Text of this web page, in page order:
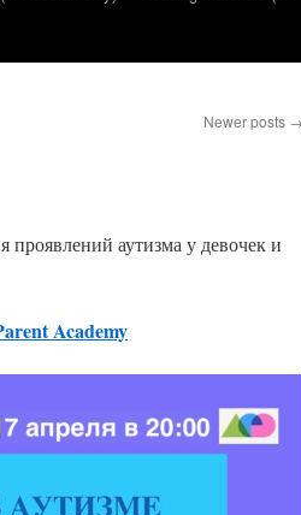
Newer posts →
аутизма у девочек и
Academy